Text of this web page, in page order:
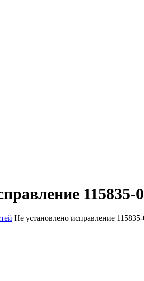
115835-
Не установлено исправление 115835-